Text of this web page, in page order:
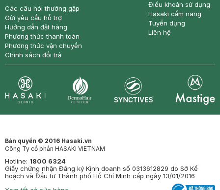
Các câu hỏi thường gặp
Gửi yêu cầu hỗ trợ
Hướng dẫn đặt hàng
Phương thức thanh toán
Phương thức vận chuyển
Chính sách đổi trả
Điều khoản sử dụng
Hasaki cẩm nang
Tuyển dụng
Liên hệ
Bản quyền © 2016 Hasaki.vn
Công Ty cổ phần HASAKI VIETNAM
Hotline: 1800 6324
Giấy chứng nhận Đăng ký Kinh doanh số 0313612829 do Sở Kế
hoạch và Đầu tư Thành phố Hồ Chí Minh cấp ngày 13/01/2016